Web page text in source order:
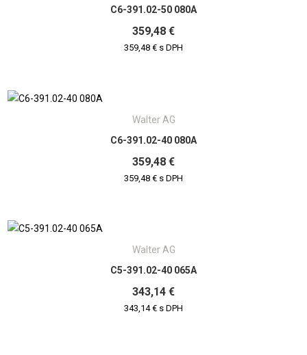
C6-391.02-50 080A
359,48 €
359,48 € s DPH
Walter AG
C6-391.02-40 080A
359,48 €
359,48 € s DPH
Walter AG
C5-391.02-40 065A
343,14 €
343,14 € s DPH